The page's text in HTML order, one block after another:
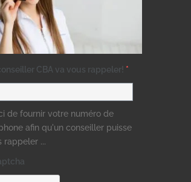
CBA va vous rappeler! *
de fournir votre numéro de
afin qu'un conseiller puisse
rappeler ...